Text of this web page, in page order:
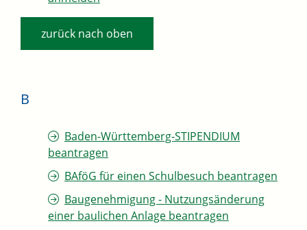
zurück nach oben
B
Baden-Württemberg-STIPENDIUM
beantragen
BAföG für einen Schulbesuch beantragen
Baugenehmigung - Nutzungsänderung
einer baulichen Anlage beantragen